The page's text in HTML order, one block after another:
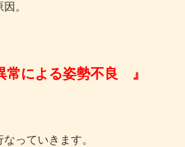
。
常による姿勢不良 』
っていきます。